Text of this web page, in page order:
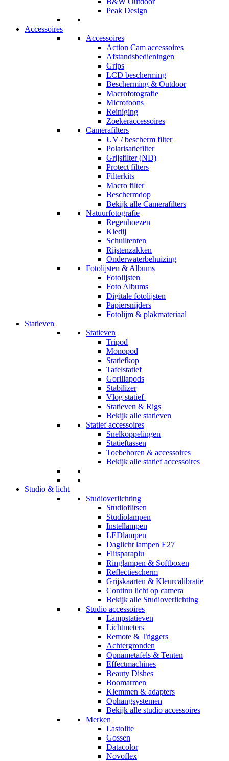
Peak Design
Accessoires
Accessoires
Action Cam accessoires
Afstandsbedieningen
Grips
LCD bescherming
Bescherming & Outdoor
Macrofotografie
Microfoons
Reiniging
Zoekeraccessoires
Camerafilters
UV / bescherm filter
Polarisatiefilter
Grijsfilter (ND)
Protect filters
Filterkits
Macro filter
Beschermdop
Bekijk alle Camerafilters
Natuurfotografie
Regenhoezen
Kledij
Schuiltenten
Rijstenzakken
Onderwaterbehuizing
Fotolijsten & Albums
Fotolijsten
Foto Albums
Digitale fotolijsten
Papiersnijders
Fotolijm & plakmateriaal
Statieven
Statieven
Tripod
Monopod
Statiefkop
Tafelstatief
Gorillapods
Stabilizer
Vlog statief
Statieven & Rigs
Bekijk alle statieven
Statief accessoires
Snelkoppelingen
Statieftassen
Toebehoren & accessoires
Bekijk alle statief accessoires
Studio & licht
Studioverlichting
Studioflitsen
Studiolampen
Instellampen
LEDlampen
Daglicht lampen E27
Flitsparaplu
Ringlampen & Softboxen
Reflectiescherm
Grijskaarten & Kleurcalibratie
Continu licht op camera
Bekijk alle Studioverlichting
Studio accessoires
Lampstatieven
Lichtmeters
Remote & Triggers
Achtergronden
Opnametafels & Tenten
Effectmachines
Beauty Dishes
Boomarmen
Klemmen & adapters
Ophangsystemen
Bekijk alle studio accessoires
Merken
Lastolite
Gossen
Datacolor
Novoflex